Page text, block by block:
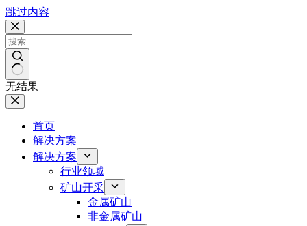
跳过内容
无结果
首页
解决方案
解决方案
行业领域
矿山开采
金属矿山
非金属矿山